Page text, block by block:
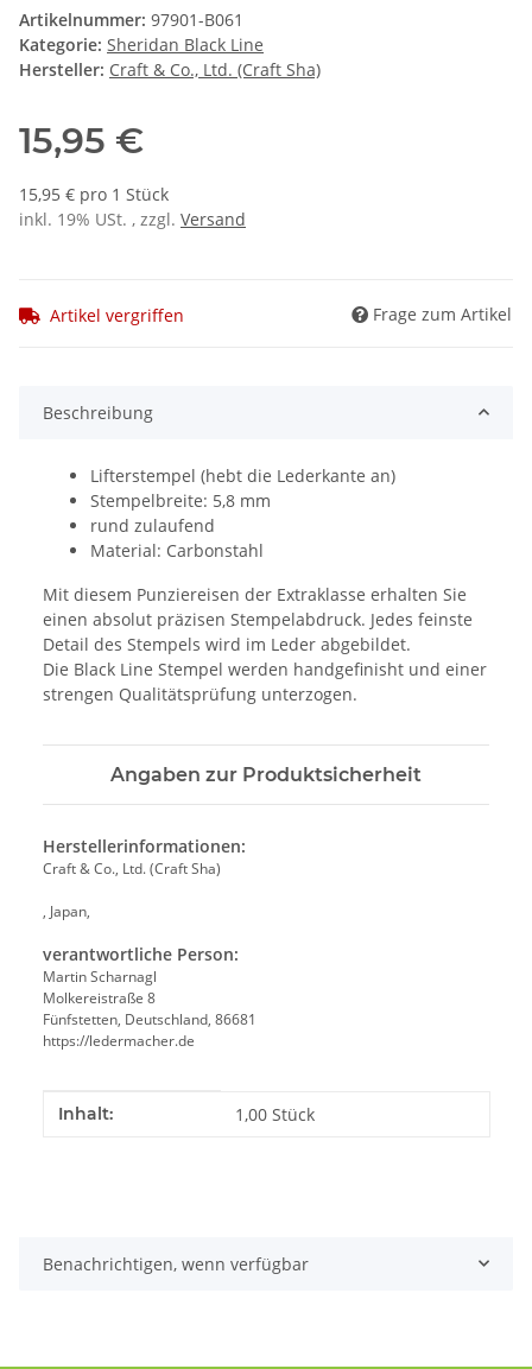
Artikelnummer: 97901-B061
Kategorie: Sheridan Black Line
Hersteller: Craft & Co., Ltd. (Craft Sha)
15,95 €
15,95 € pro 1 Stück
inkl. 19% USt. , zzgl. Versand
Artikel vergriffen Frage zum Artikel
Beschreibung
Lifterstempel (hebt die Lederkante an)
Stempelbreite: 5,8 mm
rund zulaufend
Material: Carbonstahl
Mit diesem Punziereisen der Extraklasse erhalten Sie
einen absolut präzisen Stempelabdruck. Jedes feinste
Detail des Stempels wird im Leder abgebildet.
Die Black Line Stempel werden handgefinisht und einer
strengen Qualitätsprüfung unterzogen.
Angaben zur Produktsicherheit
Herstellerinformationen:
Craft & Co., Ltd. (Craft Sha)
, Japan,
verantwortliche Person:
Martin Scharnagl
Molkereistraße 8
Fünfstetten, Deutschland, 86681
https://ledermacher.de
Produkteigenschaft
Wert
Inhalt: 1,00 Stück
Benachrichtigen, wenn verfügbar